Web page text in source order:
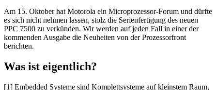
Am 15. Oktober hat Motorola ein Microprozessor-Forum und dürfte
es sich nicht nehmen lassen, stolz die Serienfertigung des neuen
PPC 7500 zu verkünden. Wir werden auf jeden Fall in einer der
kommenden Ausgabe die Neuheiten von der Prozessorfront
berichten.
Was ist eigentlich?
[1] Embedded Systeme sind Komplettsysteme auf kleinstem Raum,